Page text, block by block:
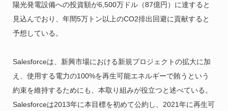
陽光発電設備への投資額が6,500万ドル（87億円）に達すると
見込んでおり、年間5万トン以上のCO2排出回避に貢献すると
予想している。
Salesforceは、新興市場における新規プロジェクトの拡大に加
え、使用する電力の100%を再生可能エネルギーで賄うという
約束を維持するためにも、本取り組みが役立つと述べている。
Salesforceは2013年に本目標を初めて公約し、2021年に再生可